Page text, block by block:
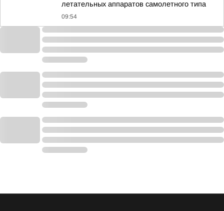
летательных аппаратов самолетного типа
09:54